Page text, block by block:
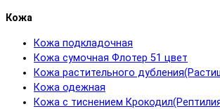
Кожа
Кожа подкладочная
Кожа сумочная Флотер 51 цвет
Кожа растительного
Кожа одежная
Кожа с тиснением